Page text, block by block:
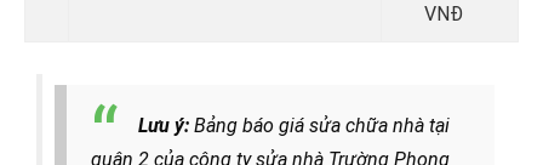
VNĐ
Lưu ý: Bảng báo giá sửa chữa nhà tại
quận 2 của công ty sửa nhà Trường Phong